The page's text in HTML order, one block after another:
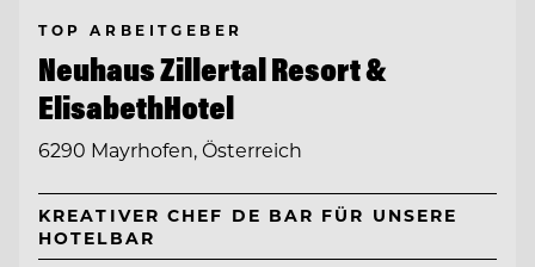
TOP ARBEITGEBER
Neuhaus Zillertal Resort &
ElisabethHotel
6290 Mayrhofen, Österreich
KREATIVER CHEF DE BAR FÜR UNSERE
HOTELBAR